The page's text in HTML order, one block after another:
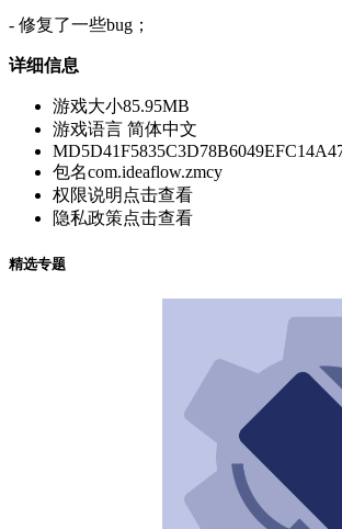
- 修复了一些bug；
详细信息
游戏大小85.95MB
游戏语言 简体中文
MD5
包名com.ideaflow.zmcy
权限说明 点击查看
隐私政策点击查看
精选专题